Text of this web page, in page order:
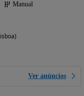
Manual
Ver anúncios